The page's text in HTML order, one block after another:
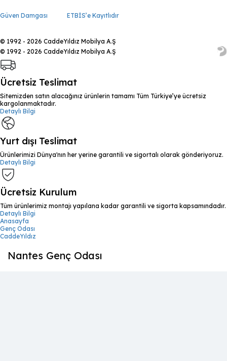
Güven Damgası ETBİS’e Kayıtlıdır
© 1992 - 2026 CaddeYıldız Mobilya A.Ş
© 1992 - 2026 CaddeYıldız Mobilya A.Ş
Ücretsiz Teslimat
Sitemizden satın alacağınız ürünlerin tamamı Tüm Türkiye’ye ücretsiz
kargolanmaktadır.
Detaylı Bilgi
Yurt dışı Teslimat
Ürünlerimizi Dünya'nın her yerine garantili ve sigortalı olarak gönderiyoruz.
Detaylı Bilgi
Ücretsiz Kurulum
Tüm ürünlerimiz montajı yapılana kadar garantili ve sigorta kapsamındadır.
Detaylı Bilgi
Anasayfa
Genç Odası
CaddeYıldız
Nantes Genç Odası